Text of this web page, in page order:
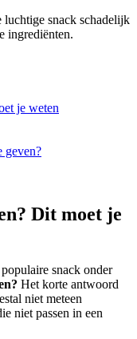
luchtige snack schadelijk
ingrediënten.
je weten
geven?
Dit moet je
snack onder
Het korte antwoord
niet meteen
niet passen in een